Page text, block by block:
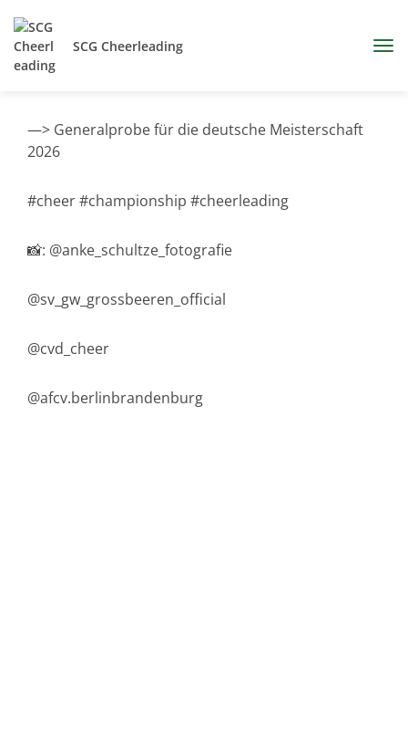
SCG Cheerleading
—> Generalprobe für die deutsche Meisterschaft
2026
#cheer #championship #cheerleading
📸: @anke_schultze_fotografie
@sv_gw_grossbeeren_official
@cvd_cheer
@afcv.berlinbrandenburg